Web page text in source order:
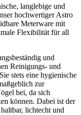
langlebige und
hochwertiger Astro
Meterware mit
Flexibilität für all
und
Reinigungs- und
stets eine hygienische
zur
bei, da sich
können. Dabei ist der
lichtecht und